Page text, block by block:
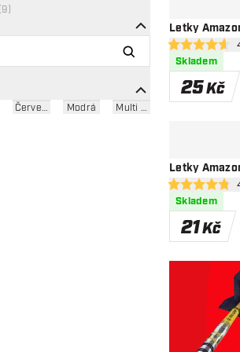
9
Červená Modrá Multi Color
Letky
4.6 hodnoticí
Skladem
25Kč
Letky
4.8 hodnoticí
Skladem
21Kč